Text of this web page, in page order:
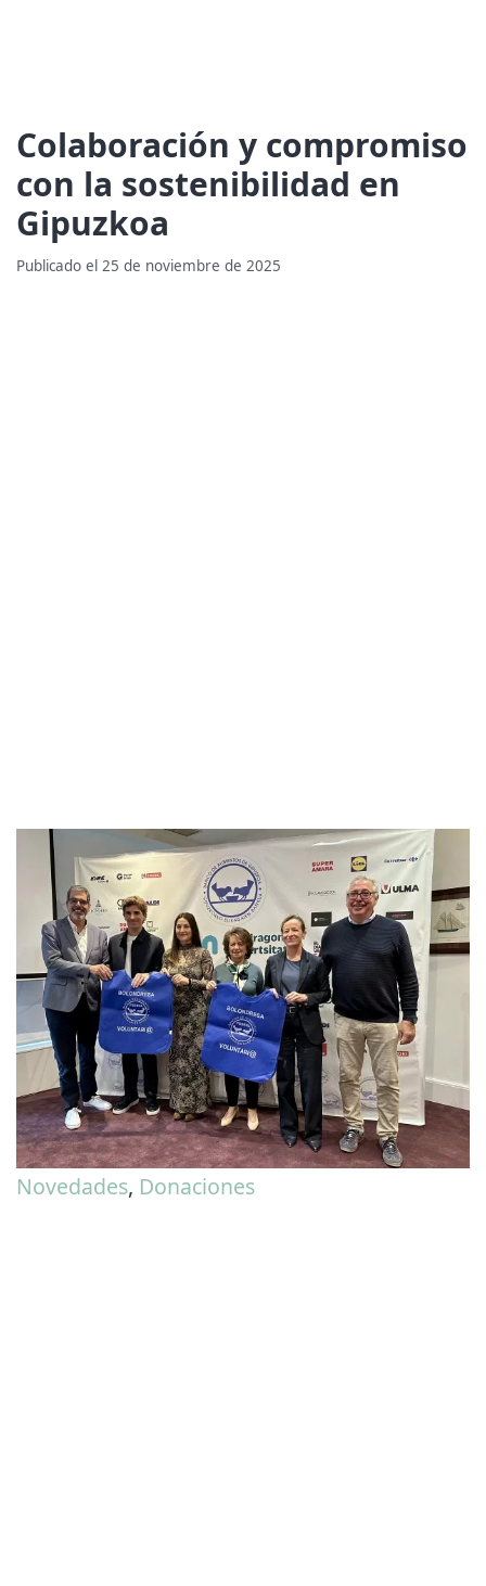
Colaboración y compromiso
con la sostenibilidad en
Gipuzkoa
Publicado el 25 de noviembre de 2025
Novedades, Donaciones